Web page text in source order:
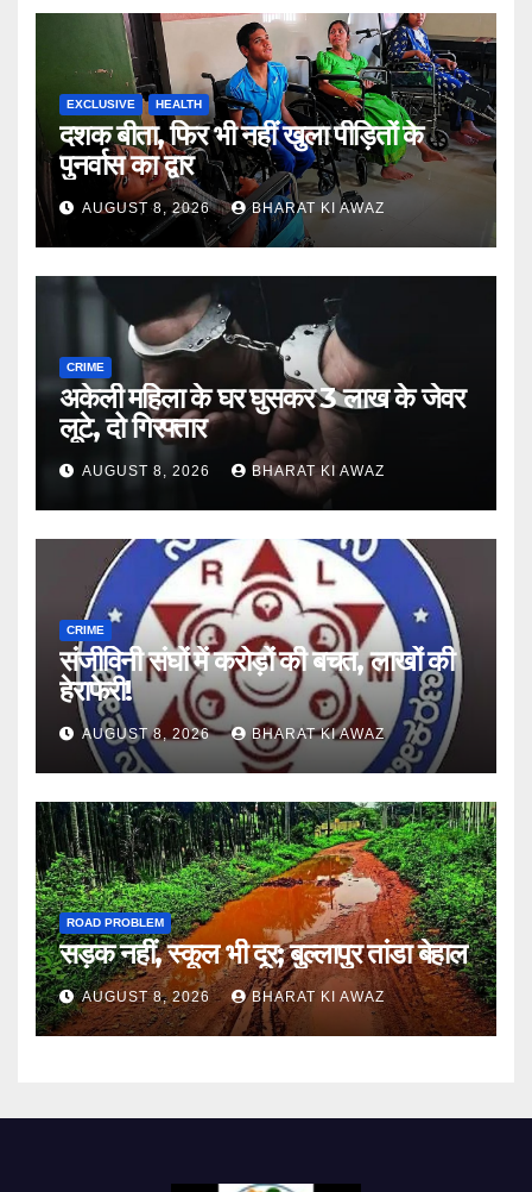
EXCLUSIVE HEALTH
दशक बीता, फिर भी नहीं खुला पीड़ितों के
पुनर्वास का द्वार
AUGUST 8, 2026 BHARAT KI AWAZ
CRIME
अकेली महिला के घर घुसकर 3 लाख के जेवर
लूटे, दो गिरफ्तार
AUGUST 8, 2026 BHARAT KI AWAZ
CRIME
संजीविनी संघों में करोड़ों की बचत, लाखों की
हेराफेरी!
AUGUST 8, 2026 BHARAT KI AWAZ
ROAD PROBLEM
सड़क नहीं, स्कूल भी दूर; बुल्लापुर तांडा बेहाल
AUGUST 8, 2026 BHARAT KI AWAZ